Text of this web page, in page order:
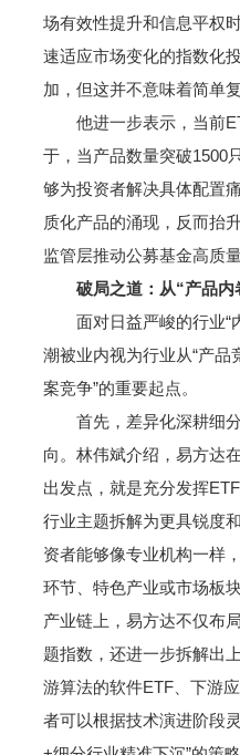
场有效性提升和信息平权
速适应市场变化的指数化
加，但这并不意味着简单
他进一步表示，当前
于，当产品数量突破1500
够为投资者解决具体配置
质化产品的涌现，反而抬
监管层推动公募基金高质
破局之道：从“产品内
面对日益严峻的行业“
潮被业内视为行业从“产品
案竞争”的重要起点。
首先，差异化深耕细分
向。林伟斌介绍，易方达
出发点，就是充分发挥
行业主题拆解为更具锐度
资者能够像专业机构一样
环节、特色产业或市场板
产业链上，易方达不仅布
题指数，还进一步拆解出
游算法的软件ETF、下游
者可以根据技术演进阶段